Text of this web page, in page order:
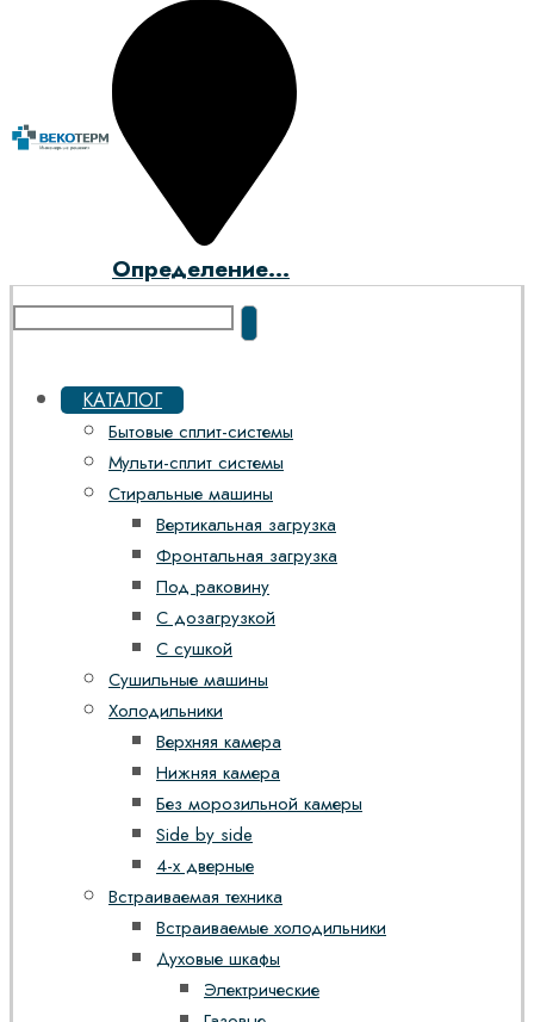
Определение...
КАТАЛОГ
Бытовые сплит-системы
Мульти-сплит системы
Стиральные машины
Вертикальная загрузка
Фронтальная загрузка
Под раковину
С дозагрузкой
С сушкой
Сушильные машины
Холодильники
Верхняя камера
Нижняя камера
Без морозильной камеры
Side by side
4-х дверные
Встраиваемая техника
Встраиваемые холодильники
Духовые шкафы
Электрические